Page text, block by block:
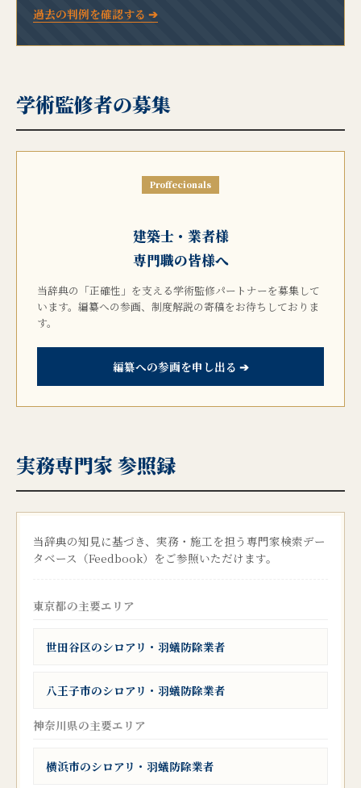
過去の判例を確認する ➔
学術監修者の募集
Proffecionals
建築士・業者様
専門職の皆様へ
当辞典の「正確性」を支える学術監修パートナーを募集して
います。編纂への参画、制度解説の寄稿をお待ちしておりま
す。
編纂への参画を申し出る ➔
実務専門家 参照録
当辞典の知見に基づき、実務・施工を担う専門家検索デー
タベース（Feedbook）をご参照いただけます。
東京都の主要エリア
世田谷区のシロアリ・羽蟻防除業者
八王子市のシロアリ・羽蟻防除業者
神奈川県の主要エリア
横浜市のシロアリ・羽蟻防除業者